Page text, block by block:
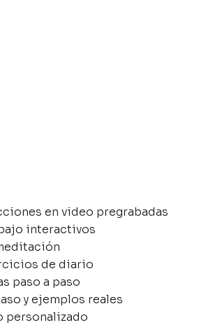
en video pregrabadas
interactivos
de diario
paso a paso
y ejemplos reales
personalizado